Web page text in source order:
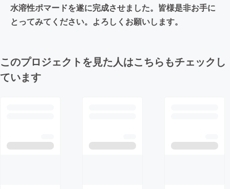
水溶性ポマードを遂に完成させました。皆様是非お手に
とってみてください。よろしくお願いします。
このプロジェクトを見た人はこちらもチェックし
ています